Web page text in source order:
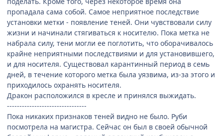
пропадала сама собой. Самое неприятное последствие
установки метки - появление теней. Они чувствовали силу
жизни и начинали стягиваться к носителю. Пока метка не
набрала силу, тени могли ее поглотить, что оборачивалось
крайне неприятными последствиями и для установившего,
и для носителя. Существовал карантинный период в семь
дней, в течение которого метка была уязвима, из-за этого и
приходилось охранять носителя.
Дракон расположился в кресле и принялся выжидать.
--------------------------------
Пока никаких признаков теней видно не было. Руби
посмотрела на магистра. Сейчас он был в своей обычной